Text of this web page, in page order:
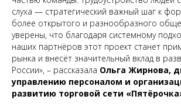
слуха — стратегический важный шаг к
более открытого и разнообразного
уверены, что благодаря системному
наших партнёров этот проект станет
рынка и внесёт значительный вклад в
России», – рассказала Ольга Жирнова,
управлению персоналом и
развитию торговой сети